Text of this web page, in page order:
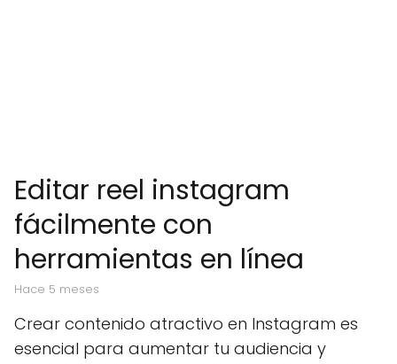
Editar reel instagram
fácilmente con
herramientas en línea
hace 5 meses
Crear contenido atractivo en Instagram es
esencial para aumentar tu audiencia y